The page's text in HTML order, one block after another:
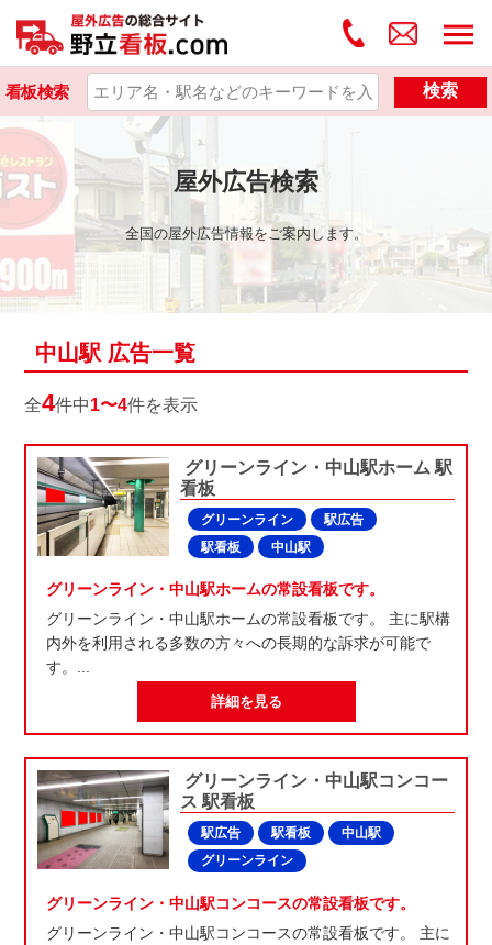
看板検索 検索
屋外広告検索
全国の屋外広告情報をご案内します。
中山駅 広告一覧
全4件中1〜4件を表示
グリーンライン・中山駅ホーム 駅
看板
グリーンライン
駅広告
駅看板
中山駅
グリーンライン・中山駅ホームの常設看板です。
グリーンライン・中山駅ホームの常設看板です。 主に駅構
内外を利用される多数の方々への長期的な訴求が可能で
す。...
詳細を見る
グリーンライン・中山駅コンコー
ス 駅看板
駅広告 駅看板
中山駅
グリーンライン
グリーンライン・中山駅コンコースの常設看板です。
グリーンライン・中山駅コンコースの常設看板です。 主に